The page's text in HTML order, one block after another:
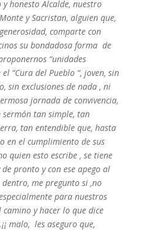
honesto Alcalde, nuestro
y Sacristan, alguien que,
comparte con
su bondadosa forma de
“unidades
“Cura del Pueblo “, joven, sin
sin exclusiones de nada , ni
jornada de convivencia,
tan simple, tan
tan entendible que, hasta
en el cumplimiento de sus
quien esto escribe , se tiene
pronto y con ese apego al
me pregunto si ,no
para nuestros
y hacer lo que dice
malo, les aseguro que,